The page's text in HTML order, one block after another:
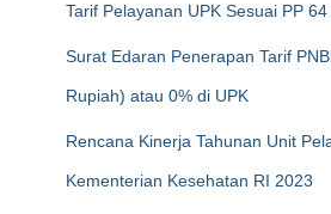
Tarif Pelayanan UPK Sesuai PP
Surat Edaran Penerapan Tarif
Rupiah) atau 0% di UPK
Rencana Kinerja Tahunan Unit
Kementerian Kesehatan RI 2023